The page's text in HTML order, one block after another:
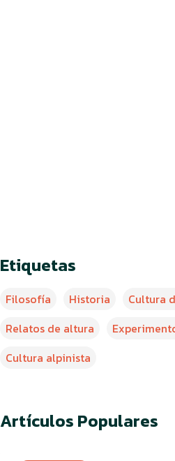
Etiquetas
Filosofía Historia
Cultura
Relatos de altura
Cultura alpinista
Artículos Populares